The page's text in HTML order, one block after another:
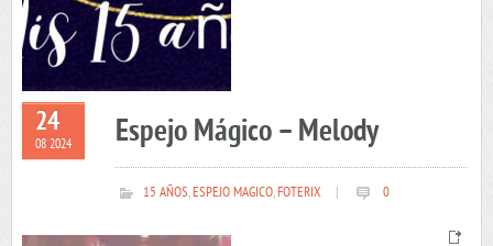
24
08 2024 Espejo Mágico – Melody
15 AÑOS,ESPEJO MAGICO,FOTERIX 0